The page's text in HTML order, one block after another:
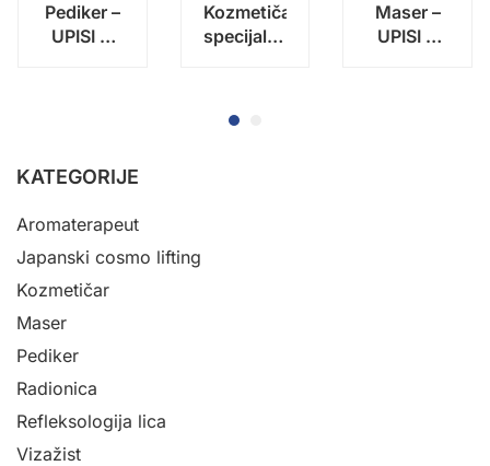
Pediker –
UPISI U
Kozmetičar
specijalist
tijeku –
Maser –
UPISI U
KATEGORIJE
Aromaterapeut
Japanski cosmo lifting
Kozmetičar
Maser
Pediker
Radionica
Refleksologija lica
Vizažist